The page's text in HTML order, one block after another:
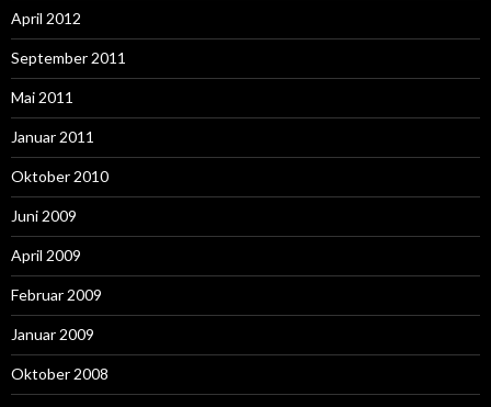
April 2012
September 2011
Mai 2011
Januar 2011
Oktober 2010
Juni 2009
April 2009
Februar 2009
Januar 2009
Oktober 2008